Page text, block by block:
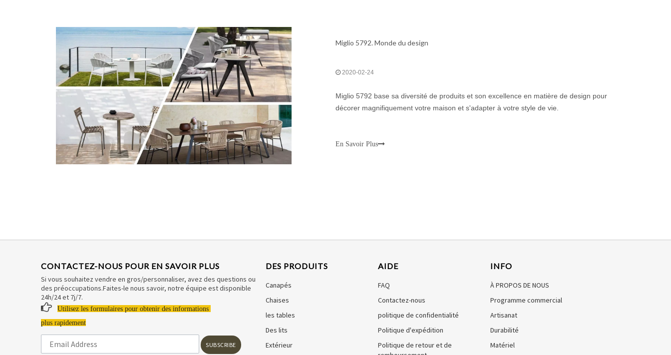
Miglio 5792. Monde du design
2020-02-24
Miglio 5792 base sa diversité de produits et son excellence en matière de design pour
décorer magnifiquement votre maison et s'adapter à votre style de vie.
En Savoir Plus
CONTACTEZ-NOUS POUR EN SAVOIR PLUS
Si vous souhaitez vendre en gros/personnaliser, avez des questions ou
des préoccupations.Faites-le nous savoir, notre équipe est disponible
24h/24 et 7j/7.

Utilisez les formulaires pour obtenir des informations
plus rapidement
SUBSCRIBE
DES PRODUITS
Canapés
Chaises
les tables
Des lits
Extérieur
AIDE
FAQ
Contactez-nous
politique de confidentialité
Politique d'expédition
Politique de retour et de
INFO
À PROPOS DE NOUS
Programme commercial
Artisanat
Durabilité
Matériel